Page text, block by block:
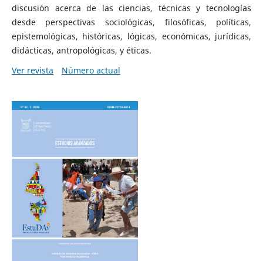
discusión acerca de las ciencias, técnicas y tecnologías
desde perspectivas sociológicas, filosóficas, políticas,
epistemológicas, históricas, lógicas, económicas, jurídicas,
didácticas, antropológicas, y éticas.
Ver revista
Número actual